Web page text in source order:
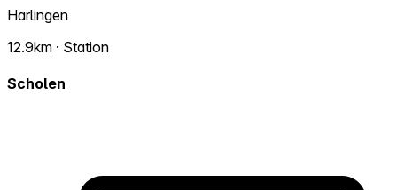
Harlingen
12.9km · Station
Scholen